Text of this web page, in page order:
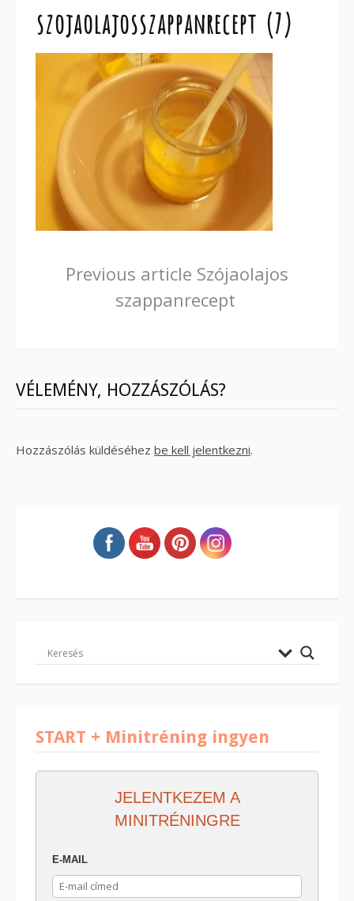
szojaolajosszappanrecept (7)
Continue
Reading
Previous article Szójaolajos
szappanrecept
VÉLEMÉNY, HOZZÁSZÓLÁS?
Hozzászólás küldéséhez be kell jelentkezni.
START + Minitréning ingyen
JELENTKEZEM A
MINITRÉNINGRE
E-MAIL